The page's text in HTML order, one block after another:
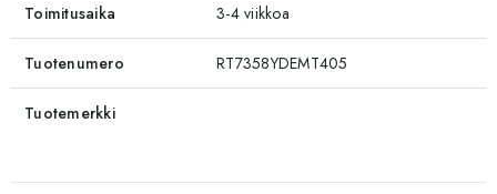
Toimitusaika 3-4 viikkoa
Tuotenumero RT7358YDEMT405
Tuotemerkki